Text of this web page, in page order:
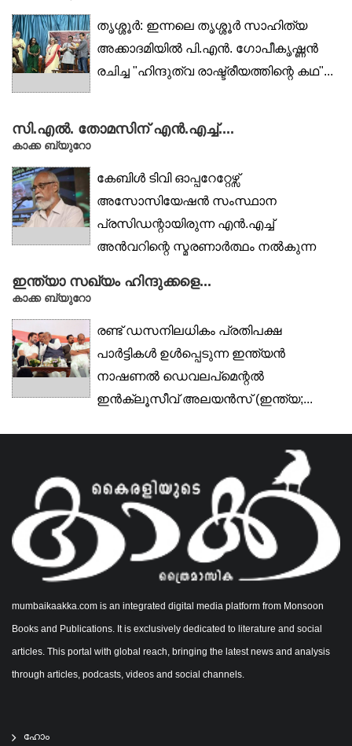
തൃശ്ശൂർ: ഇന്നലെ തൃശ്ശൂർ സാഹിത്യ
അക്കാദമിയിൽ പി.എൻ. ഗോപീകൃഷ്ണൻ
രചിച്ച "ഹിന്ദുത്വ രാഷ്ട്രീയത്തിന്റെ കഥ"...
സി.എല്‍. തോമസിന് എന്‍.എച്ച്....
കാക്ക ബ്യുറോ
കേബിള്‍ ടിവി ഓപ്പറേറ്റേഴ്സ്
അസോസിയേഷന്‍ സംസ്ഥാന
പ്രസിഡന്റായിരുന്ന എന്‍.എച്ച്
അന്‍വറിന്റെ സ്മരണാര്‍ത്ഥം നല്‍കുന്ന
ഇന്ത്യാ സഖ്യം ഹിന്ദുക്കളെ...
കാക്ക ബ്യുറോ
രണ്ട് ഡസനിലധികം പ്രതിപക്ഷ
പാർട്ടികൾ ഉൾപ്പെടുന്ന ഇന്ത്യൻ
നാഷണൽ ഡെവലപ്‌മെന്റൽ
ഇൻക്ലൂസീവ് അലയൻസ് (ഇന്ത്യ;...
mumbaikaakka.com is an integrated digital media platform from Monsoon
Books and Publications. It is exclusively dedicated to literature and social
articles. This portal with global reach, bringing the latest news and analysis
through articles, podcasts, videos and social channels.
ഹോം